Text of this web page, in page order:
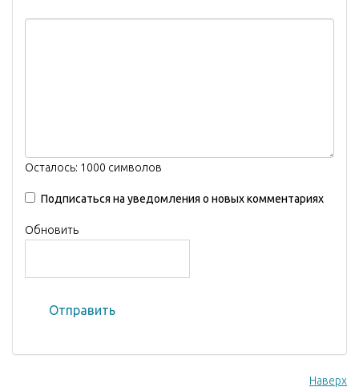
Осталось: 1000 символов
Подписаться на уведомления о новых комментариях
Обновить
Отправить
Наверх